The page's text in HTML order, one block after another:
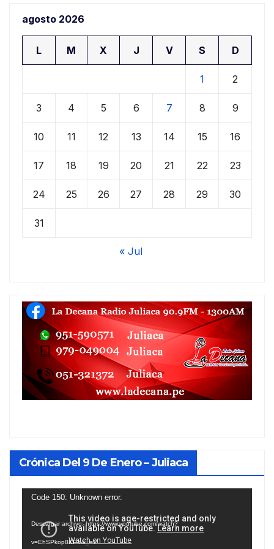
agosto 2026
L M X J V S D
1 2
3 4 5 6 7 8 9
10 11 12 13 14 15 16
17 18 19 20 21 22 23
24 25 26 27 28 29 30
31
« Jul
Crónica Del 9 De Enero – Juliaca
Reproductor
vídeo
Code 150: Unknown error.
Descargar archivo: https://www.youtube.com/watch?
v=EhSPkop8KPY&_=1